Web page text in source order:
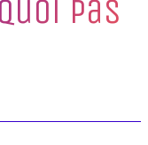
pas